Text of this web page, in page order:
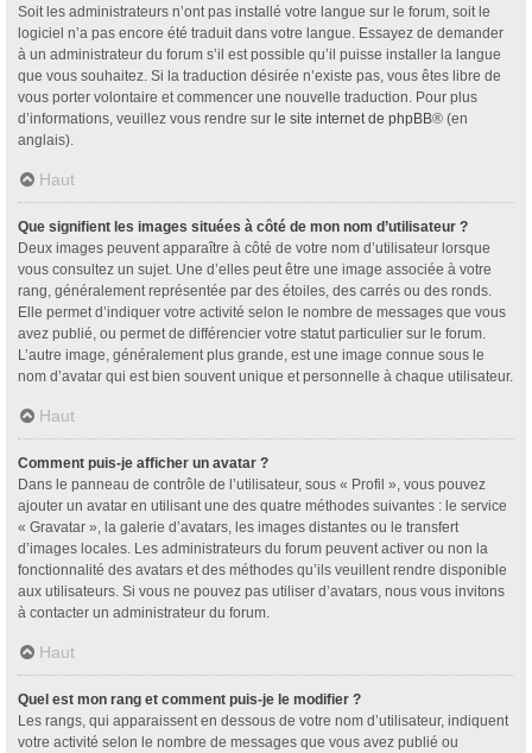
Soit les administrateurs n’ont pas installé votre langue sur le forum, soit le
logiciel n’a pas encore été traduit dans votre langue. Essayez de demander
à un administrateur du forum s’il est possible qu’il puisse installer la langue
que vous souhaitez. Si la traduction désirée n’existe pas, vous êtes libre de
vous porter volontaire et commencer une nouvelle traduction. Pour plus
d’informations, veuillez vous rendre sur le site internet de phpBB® (en
anglais).
Haut
Que signifient les images situées à côté de mon nom d’utilisateur ?
Deux images peuvent apparaître à côté de votre nom d’utilisateur lorsque
vous consultez un sujet. Une d’elles peut être une image associée à votre
rang, généralement représentée par des étoiles, des carrés ou des ronds.
Elle permet d’indiquer votre activité selon le nombre de messages que vous
avez publié, ou permet de différencier votre statut particulier sur le forum.
L’autre image, généralement plus grande, est une image connue sous le
nom d’avatar qui est bien souvent unique et personnelle à chaque utilisateur.
Haut
Comment puis-je afficher un avatar ?
Dans le panneau de contrôle de l’utilisateur, sous « Profil », vous pouvez
ajouter un avatar en utilisant une des quatre méthodes suivantes : le service
« Gravatar », la galerie d’avatars, les images distantes ou le transfert
d’images locales. Les administrateurs du forum peuvent activer ou non la
fonctionnalité des avatars et des méthodes qu’ils veuillent rendre disponible
aux utilisateurs. Si vous ne pouvez pas utiliser d’avatars, nous vous invitons
à contacter un administrateur du forum.
Haut
Quel est mon rang et comment puis-je le modifier ?
Les rangs, qui apparaissent en dessous de votre nom d’utilisateur, indiquent
votre activité selon le nombre de messages que vous avez publié ou